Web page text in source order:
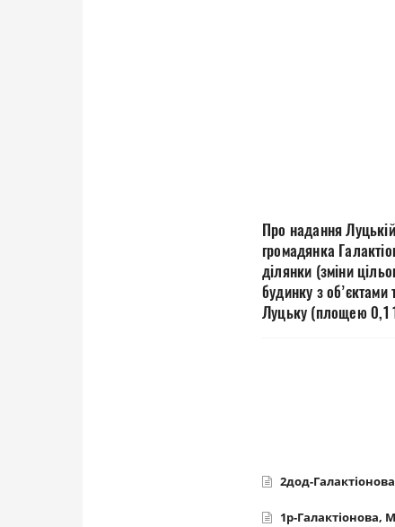
Про надання Луцькій
громадянка
ділянки (зміни
будинку з
Луцьку (площею
2дод-
1р-Галактіонова,